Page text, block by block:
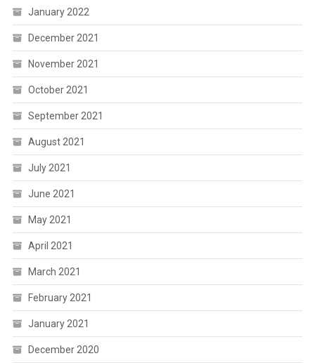
January 2022
December 2021
November 2021
October 2021
September 2021
August 2021
July 2021
June 2021
May 2021
April 2021
March 2021
February 2021
January 2021
December 2020